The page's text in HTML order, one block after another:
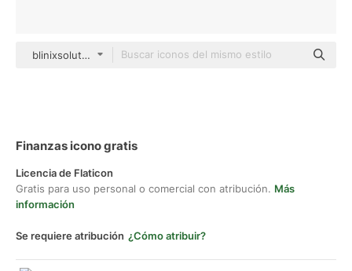
blinixsolutions Others
Finanzas icono gratis
Licencia de Flaticon
Gratis para uso personal o comercial con atribución. Más
información
Se requiere atribución ¿Cómo atribuir?